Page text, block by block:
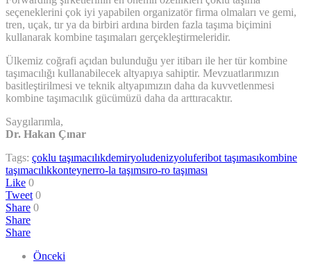
seçeneklerini çok iyi yapabilen organizatör firma olmaları ve gemi,
tren, uçak, tır ya da birbiri ardına birden fazla taşıma biçimini
kullanarak kombine taşımaları gerçekleştirmeleridir.
Ülkemiz coğrafi açıdan bulunduğu yer itibarı ile her tür kombine
taşımacılığı kullanabilecek altyapıya sahiptir. Mevzuatlarımızın
basitleştirilmesi ve teknik altyapımızın daha da kuvvetlenmesi
kombine taşımacılık gücümüzü daha da arttıracaktır.
Saygılarımla,
Dr. Hakan Çınar
Tags: çoklu taşımacılıkdemiryoludenizyoluferibot taşımasıkombine
taşımacılıkkonteynerro-la taşımsıro-ro taşıması
Like 0
Tweet 0
Share 0
Share
Share
Önceki